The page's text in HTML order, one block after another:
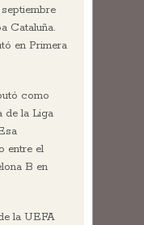
Cataluña.
en Primera
como
de la Liga
entre el
B en
la UEFA